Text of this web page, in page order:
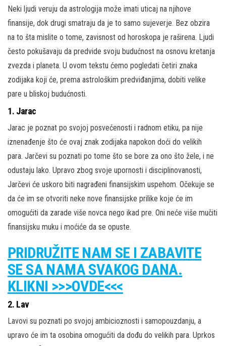
Neki ljudi veruju da astrologija može imati uticaj na njihove
finansije, dok drugi smatraju da je to samo sujeverje. Bez obzira
na to šta mislite o tome, zavisnost od horoskopa je raširena. Ljudi
često pokušavaju da predvide svoju budućnost na osnovu kretanja
zvezda i planeta. U ovom tekstu ćemo pogledati četiri znaka
zodijaka koji će, prema astrološkim predviđanjima, dobiti velike
pare u bliskoj budućnosti.
1. Jarac
Jarac je poznat po svojoj posvećenosti i radnom etiku, pa nije
iznenađenje što će ovaj znak zodijaka napokon doći do velikih
para. Jarčevi su poznati po tome što se bore za ono što žele, i ne
odustaju lako. Upravo zbog svoje upornosti i disciplinovanosti,
Jarčevi će uskoro biti nagrađeni finansijskim uspehom. Očekuje se
da će im se otvoriti neke nove finansijske prilike koje će im
omogućiti da zarade više novca nego ikad pre. Oni neće više mučiti
finansijsku muku i moćiće da se opuste.
PRIDRUŽITE NAM SE I ZABAVITE
SE SA NAMA SVAKOG DANA.
KLIKNI >>>OVDE<<<
2. Lav
Lavovi su poznati po svojoj ambicioznosti i samopouzdanju, a
upravo će im ta osobina omogućiti da dođu do velikih para. Uprkos